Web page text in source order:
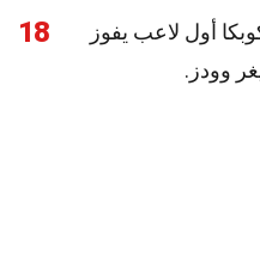
18
كوبكا أول لاعب يفوز
وودز.